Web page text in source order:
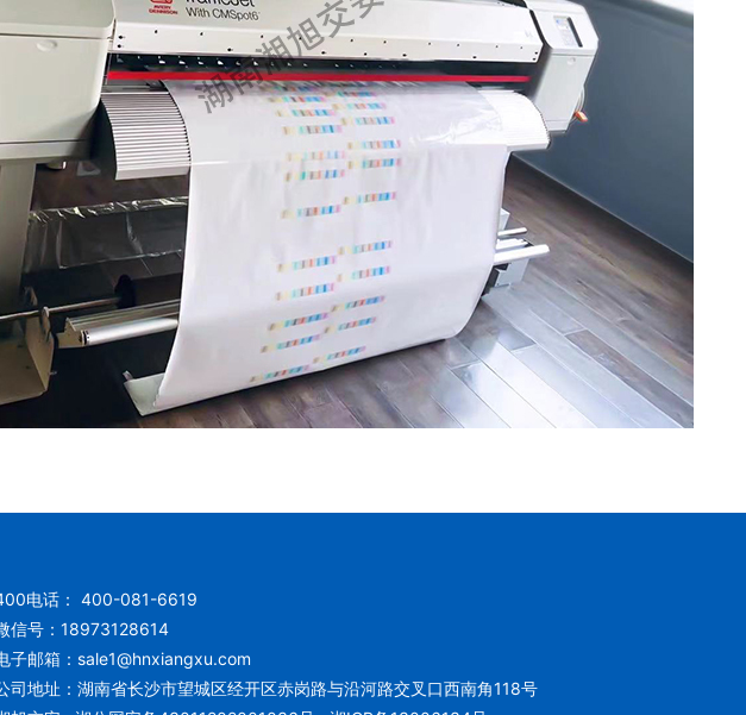
电话： 400-081-6619
信号：18973128614
子邮箱： sale1@hnxiangxu.com
司地址：湖南省长沙市望城区经开区赤岗路与沿河路交叉口西南角118号